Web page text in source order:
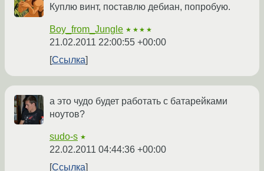
Куплю винт, поставлю дебиан, попробую.
Boy_from_Jungle ★★★★
21.02.2011 22:00:55 +00:00
Ссылка
а это чудо будет работать с батарейками
ноутов?
sudo-s ★
22.02.2011 04:44:36 +00:00
Ссылка